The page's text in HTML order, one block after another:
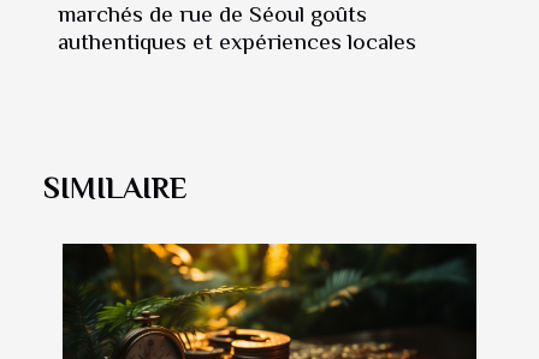
marchés de rue de Séoul goûts
authentiques et expériences locales
SIMILAIRE